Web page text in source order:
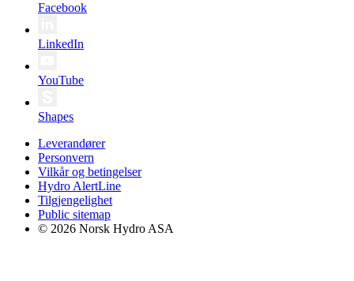
Facebook
LinkedIn
YouTube
Shapes
Leverandører
Personvern
Vilkår og betingelser
Hydro AlertLine
Tilgjengelighet
Public sitemap
© 2026 Norsk Hydro ASA